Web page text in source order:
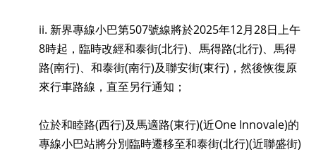
ii. 新界專線小巴第507號線將於2025年12月28日上午
8時起，臨時改經和泰街(北行)、馬得路(北行)、馬得
路(南行)、和泰街(南行)及聯安街(東行) ，然後恢復原
來行車路線，直至另行通知；
位於和睦路(西行)及馬適路(東行)(近One Innovale)的
專線小巴站將分別臨時遷移至和泰街(北行)(近聯盛街)